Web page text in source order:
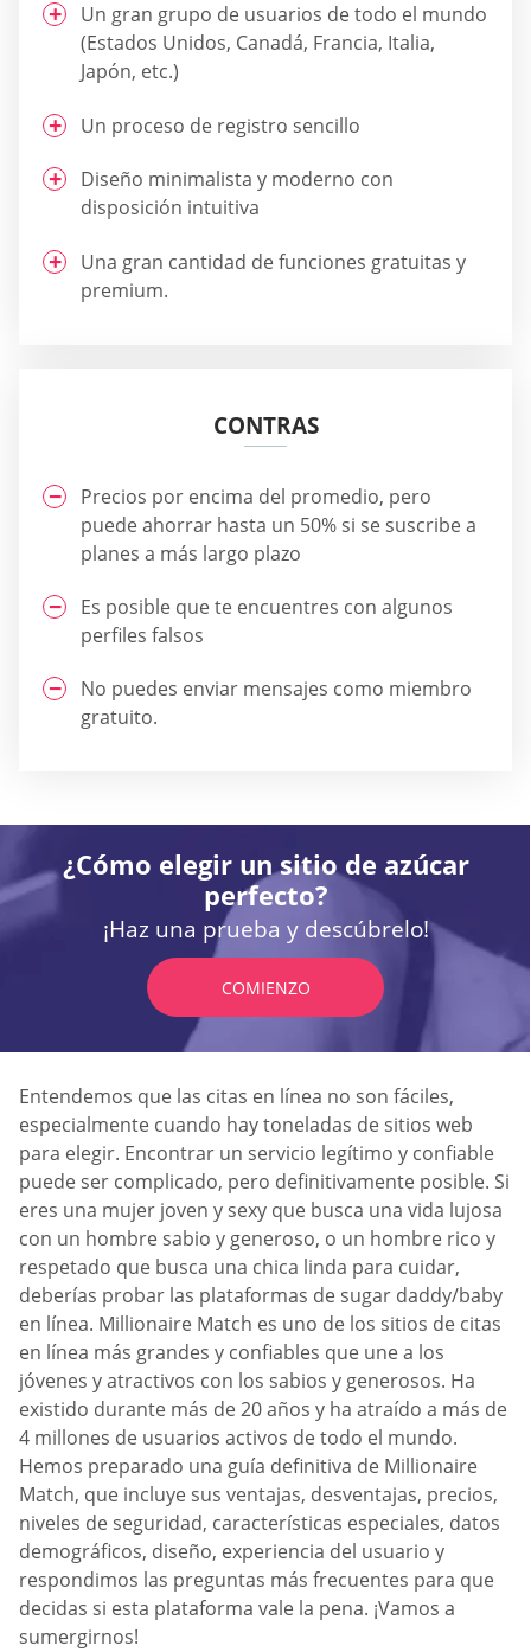
Un gran grupo de usuarios de todo el mundo
(Estados Unidos, Canadá, Francia, Italia,
Japón, etc.)
Un proceso de registro sencillo
Diseño minimalista y moderno con
disposición intuitiva
Una gran cantidad de funciones gratuitas y
premium.
CONTRAS
Precios por encima del promedio, pero
puede ahorrar hasta un 50% si se suscribe a
planes a más largo plazo
Es posible que te encuentres con algunos
perfiles falsos
No puedes enviar mensajes como miembro
gratuito.
¿Cómo elegir un sitio de azúcar
perfecto?
¡Haz una prueba y descúbrelo!
COMIENZO
Entendemos que las citas en línea no son fáciles,
especialmente cuando hay toneladas de sitios web
para elegir. Encontrar un servicio legítimo y confiable
puede ser complicado, pero definitivamente posible. Si
eres una mujer joven y sexy que busca una vida lujosa
con un hombre sabio y generoso, o un hombre rico y
respetado que busca una chica linda para cuidar,
deberías probar las plataformas de sugar daddy/baby
en línea. Millionaire Match es uno de los sitios de citas
en línea más grandes y confiables que une a los
jóvenes y atractivos con los sabios y generosos. Ha
existido durante más de 20 años y ha atraído a más de
4 millones de usuarios activos de todo el mundo.
Hemos preparado una guía definitiva de Millionaire
Match, que incluye sus ventajas, desventajas, precios,
niveles de seguridad, características especiales, datos
demográficos, diseño, experiencia del usuario y
respondimos las preguntas más frecuentes para que
decidas si esta plataforma vale la pena. ¡Vamos a
sumergirnos!